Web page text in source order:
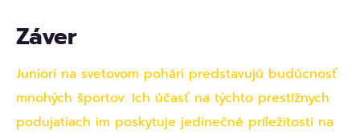
Záver
Juniori na svetovom pohári predstavujú budúcnosť
mnohých športov. Ich účasť na týchto prestížnych
podujatiach im poskytuje jedinečné príležitosti na